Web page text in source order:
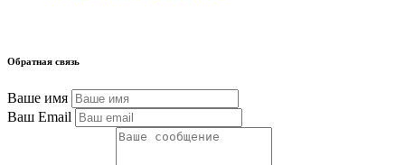
Обратная связь
Ваше имя
Ваш Email